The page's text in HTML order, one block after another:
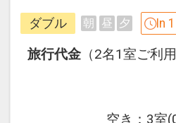
●出雲大社・・・車で
縁結びの神として名高
島根にお越しの際は是
たい観光地の一つで
ような強いパワーを
し。一般的な神社と
●足立美術館・・・車
横山大観を中心とした
作を収蔵しており、
名です。アメリカの
ャーナル・オブ・ジャ
●松江城・・・車で約
江戸時代の日本の城で
宝、城跡は国の史跡に
す。桜の名所として
くら名所１００選』
当社オリジナル寝具で
けます
グリーンリッチホテル
潔で安心な至福の眠
上質なやすらぎとよ
眠を♪
人工温泉大浴場付で
人工温泉大浴場（男女
ダブル 朝 昼 夕 In
旅行代金 （2名1室ご利
空き： 3室